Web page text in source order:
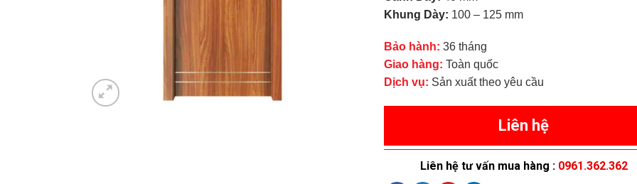
Khung Dày: 100 – 125 mm
Bảo hành: 36 tháng
Giao hàng: Toàn quốc
Dịch vụ: Sản xuất theo yêu cầu
Liên hệ
Liên hệ tư vấn mua hàng : 0961.362.362